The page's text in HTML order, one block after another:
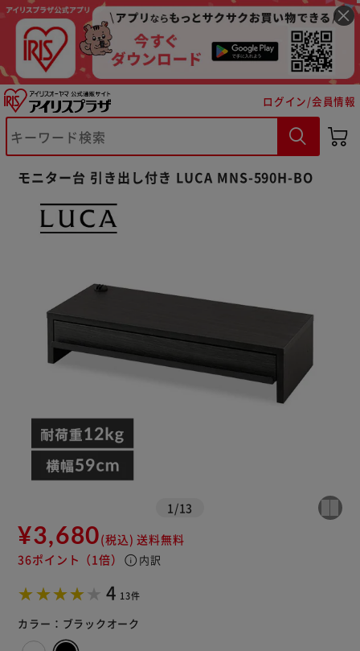
ログイン/会員情報
モニター台 引き出し付き LUCA MNS-590H-BO
1 /13
¥3,680(税込) 送料無料
36ポイント （1倍） info 内訳
4 13件
カラー： ブラックオーク
※ご確認ください
カートに入れる